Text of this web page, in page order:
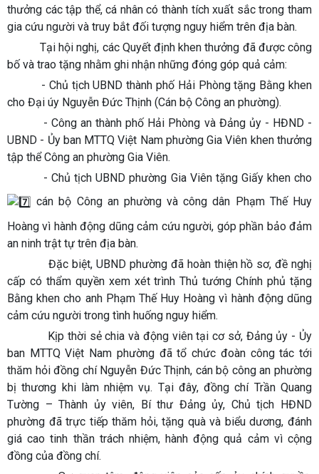
thưởng các tập thể, cá nhân có thành tích xuất sắc trong tham
gia cứu người và truy bắt đối tượng nguy hiểm trên địa bàn.
Tại hội nghị, các Quyết định khen thưởng đã được công
bố và trao tặng nhằm ghi nhận những đóng góp quả cảm:
- Chủ tịch UBND thành phố Hải Phòng tặng Bằng khen
cho Đại úy Nguyễn Đức Thịnh (Cán bộ Công an phường).
- Công an thành phố Hải Phòng và Đảng ủy - HĐND -
UBND - Ủy ban MTTQ Việt Nam phường Gia Viên khen thưởng
tập thể Công an phường Gia Viên.
- Chủ tịch UBND phường Gia Viên tặng Giấy khen cho
cán bộ Công an phường và công dân Phạm Thế Huy
Hoàng vì hành động dũng cảm cứu người, góp phần bảo đảm
an ninh trật tự trên địa bàn.
Đặc biệt, UBND phường đã hoàn thiện hồ sơ, đề nghị
cấp có thẩm quyền xem xét trình Thủ tướng Chính phủ tặng
Bằng khen cho anh Phạm Thế Huy Hoàng vì hành động dũng
cảm cứu người trong tình huống nguy hiểm.
Kịp thời sẻ chia và động viên tại cơ sở, Đảng ủy - Ủy
ban MTTQ Việt Nam phường đã tổ chức đoàn công tác tới
thăm hỏi đồng chí Nguyễn Đức Thịnh, cán bộ công an phường
bị thương khi làm nhiệm vụ. Tại đây, đồng chí Trần Quang
Tường – Thành ủy viên, Bí thư Đảng ủy, Chủ tịch HĐND
phường đã trực tiếp thăm hỏi, tặng quà và biểu dương, đánh
giá cao tinh thần trách nhiệm, hành động quả cảm vì cộng
đồng của đồng chí.